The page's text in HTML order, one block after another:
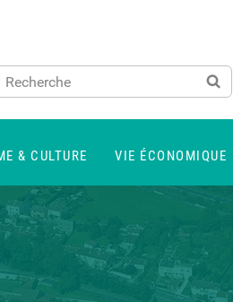
& CULTURE VIE ÉCONOMIQUE